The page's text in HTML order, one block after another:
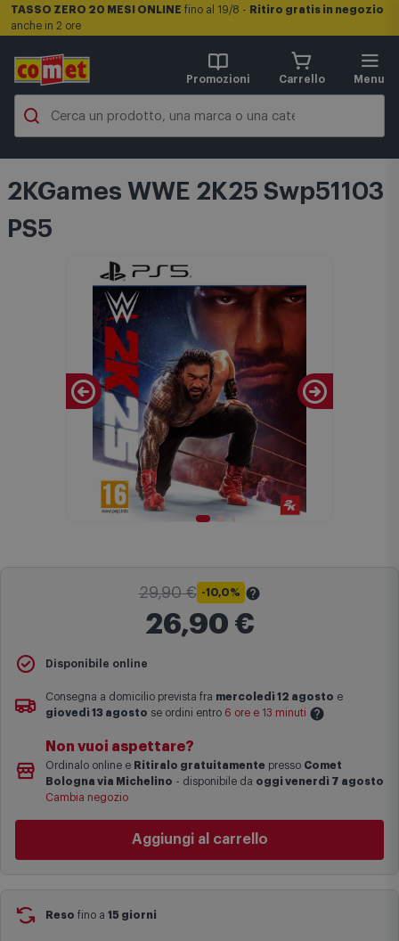
TASSO ZERO 20 MESI ONLINE fino al 19/8 - Ritiro gratis in negozio
anche in 2 ore
Promozioni Carrello Menu
2KGames WWE 2K25 Swp51103
PS5
29,90 € -10,0%
26,90 €
Il Prezzo Barratoindica il prezzo più basso degli ultimi 30 giorni
Maggiori informazioni
Disponibile online
Consegna a domicilio prevista fra mercoledì 12 agosto e
giovedì 13 agosto se ordini entro 6 ore e 13 minuti
Le date previste per la consegna sono una stima approssimativa
basata sulle statistiche di consegna in possesso di Comet.
I tempi di consegna effettivi potrebbero variare in situazioni
complesse come isole e regioni montane, consegna nei periodi
festivi e ricorrenze principali o in circostanze eccezionali).
Si ricorda inoltre che i prodotti acquistati in modalità di
Non vuoi aspettare?
Ordinalo online e Ritiralo gratuitamente presso Comet
Bologna via Michelino - disponibile da oggi venerdì 7 agosto
Cambia negozio
Aggiungi al carrello
Reso fino a 15 giorni